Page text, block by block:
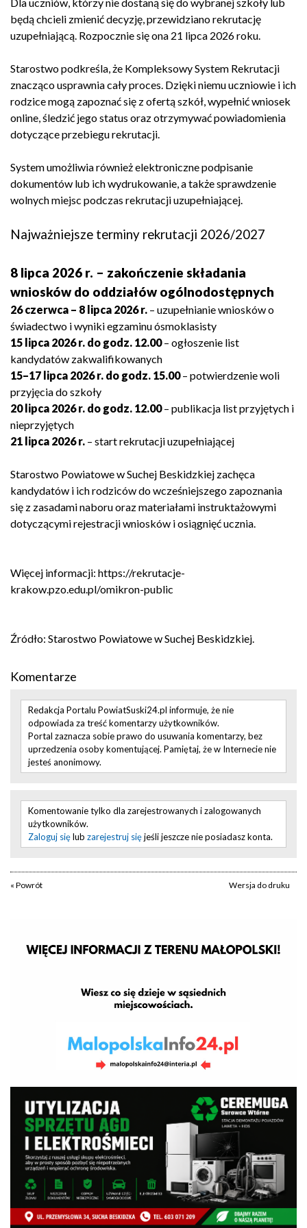
będą chcieli zmienić decyzję, przewidziano rekrutację
uzupełniającą. Rozpocznie się ona 21 lipca 2026 roku.
Starostwo podkreśla, że Kompleksowy System Rekrutacji
znacząco usprawnia cały proces. Dzięki niemu uczniowie i ich
rodzice mogą zapoznać się z ofertą szkół, wypełnić wniosek
online, śledzić jego status oraz otrzymywać powiadomienia
dotyczące przebiegu rekrutacji.
System umożliwia również elektroniczne podpisanie
dokumentów lub ich wydrukowanie, a także sprawdzenie
wolnych miejsc podczas rekrutacji uzupełniającej.
Najważniejsze terminy rekrutacji 2026/2027
8 lipca 2026 r. – zakończenie składania
wniosków do oddziałów ogólnodostępnych
26 czerwca – 8 lipca 2026 r. – uzupełnianie wniosków o
świadectwo i wyniki egzaminu ósmoklasisty
15 lipca 2026 r. do godz. 12.00– ogłoszenie list
kandydatów zakwalifikowanych
15–17 lipca 2026 r. do godz. 15.00– potwierdzenie woli
przyjęcia do szkoły
20 lipca 2026 r. do godz. 12.00– publikacja list przyjętych i
nieprzyjętych
21 lipca 2026 r. – start rekrutacji uzupełniającej
Starostwo Powiatowe w Suchej Beskidzkiej zachęca
kandydatów i ich rodziców do wcześniejszego zapoznania
się z zasadami naboru oraz materiałami instruktażowymi
dotyczącymi rejestracji wniosków i osiągnięć ucznia.
Więcej informacji: https://rekrutacje-
krakow.pzo.edu.pl/omikron-public
Źródło: Starostwo Powiatowe w Suchej Beskidzkiej.
Komentarze
Redakcja Portalu PowiatSuski24.pl informuje, że nie
odpowiada za treść komentarzy użytkowników.
Portal zaznacza sobie prawo do usuwania komentarzy, bez
uprzedzenia osoby komentującej. Pamiętaj, że w Internecie nie
jesteś anonimowy.
Komentowanie tylko dla zarejestrowanych i zalogowanych
użytkowników.
Zaloguj sięlub zarejestruj sięjeśli jeszcze nie posiadasz konta.
« Powrót Wersja do druku